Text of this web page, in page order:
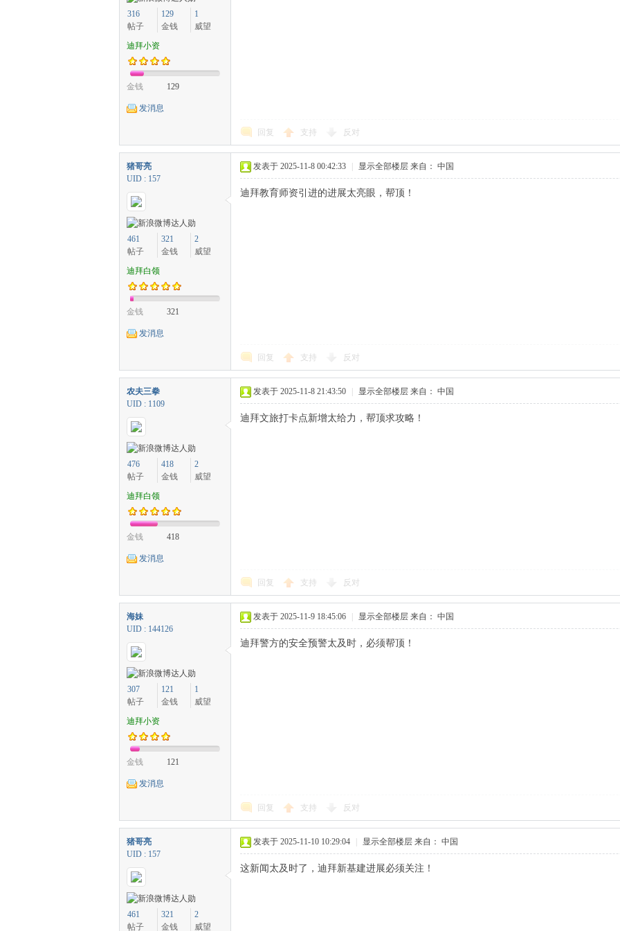
316
帖子
129
金钱
1
威望
迪拜小资
金钱 129
发消息
回复 支持 反对
猪哥亮
UID : 157
461
帖子
321
金钱
2
威望
迪拜白领
金钱 321
发消息
发表于 2025-11-8 00:42:33 显示全部楼层 来自： 中国
迪拜教育师资引进的进展太亮眼，帮顶！​
回复 支持 反对
农夫三拳
UID : 1109
476
帖子
418
金钱
2
威望
迪拜白领
金钱 418
发消息
发表于 2025-11-8 21:43:50 显示全部楼层 来自： 中国
迪拜文旅打卡点新增太给力，帮顶求攻略！​
回复 支持 反对
海妹
UID : 144126
307
帖子
121
金钱
1
威望
迪拜小资
金钱 121
发消息
发表于 2025-11-9 18:45:06 显示全部楼层 来自： 中国
迪拜警方的安全预警太及时，必须帮顶！​
回复 支持 反对
猪哥亮
UID : 157
461
帖子
321
金钱
2
威望
发表于 2025-11-10 10:29:04 显示全部楼层 来自： 中国
这新闻太及时了，迪拜新基建进展必须关注！​